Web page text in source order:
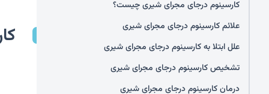
کارسینوم درجای مجرای شیری چیست؟
علائم کارسینوم درجای مجرای شیری
علل ابتلا به کارسینوم درجای مجرای شیری
تشخیص کارسینوم درجای مجرای شیری
درمان کارسینوم درجای مجرای شیری